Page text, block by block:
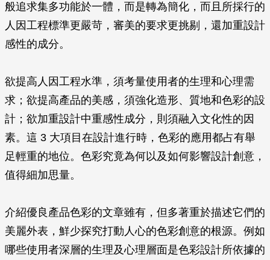
般追求集多功能於一體，而是轉為簡化，而且所採行的
人因工程標準更嚴苛，審美的要求更挑剔，還加重設計
感性的成分。
欲提高人因工程水準，須考量使用者的生理和心理需
求；欲提高產品的美感，須強化造形、質地和色彩的設
計；欲加重設計中重感性成分，則須融入文化性的因
素。這 3 大項目在設計進行時，色彩的應用都占有舉
足輕重的地位。色彩究竟為何以及如何影響設計創意，
值得細加思量。
介紹優良產品色彩的文章雖有，但多著重於描述它們的
美麗外表，鮮少探究打動人心的色彩創意的根源。例如
哪些使用者深層的生理及心理層面是色彩設計所依據的